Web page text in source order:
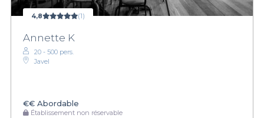
4,8 (1)
Annette K
20 - 500 pers.
Javel
€€ Abordable
Établissement non réservable